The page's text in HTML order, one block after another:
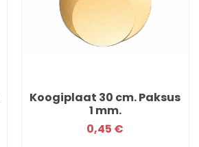
Koogiplaat 30 cm. Paksus
1 mm.
0,45 €